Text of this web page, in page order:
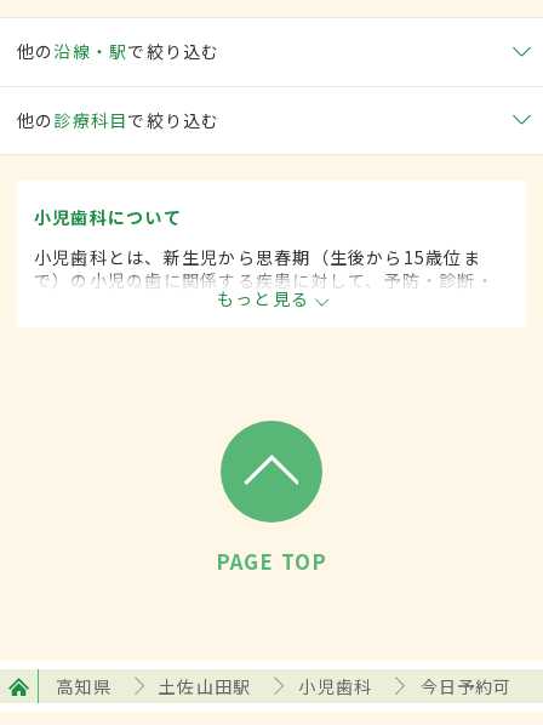
他の沿線・駅で絞り込む
他の 診療科目で絞り込む
小児歯科について
小児歯科とは、新生児から思春期（生後から15歳位ま
で）の小児の歯に関係する疾患に対して、予防・診断・
治療する歯科の一領域です。
もっと見る
PAGE TOP
高知県 土佐山田駅 小児歯科 今日予約可